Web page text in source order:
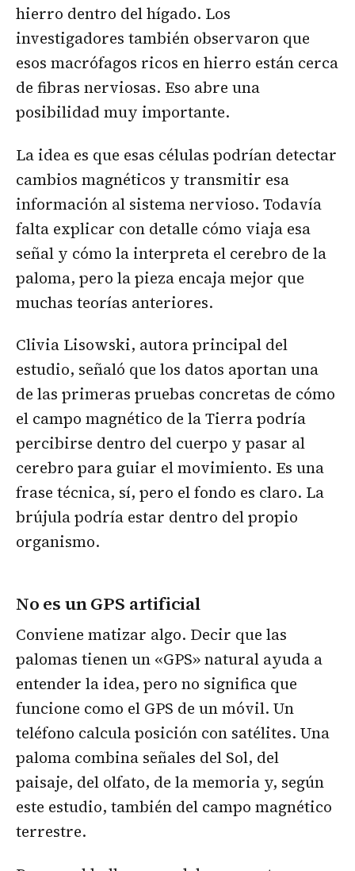
hierro dentro del hígado. Los
investigadores también observaron que
esos macrófagos ricos en hierro están cerca
de fibras nerviosas. Eso abre una
posibilidad muy importante.
La idea es que esas células podrían detectar
cambios magnéticos y transmitir esa
información al sistema nervioso. Todavía
falta explicar con detalle cómo viaja esa
señal y cómo la interpreta el cerebro de la
paloma, pero la pieza encaja mejor que
muchas teorías anteriores.
Clivia Lisowski, autora principal del
estudio, señaló que los datos aportan una
de las primeras pruebas concretas de cómo
el campo magnético de la Tierra podría
percibirse dentro del cuerpo y pasar al
cerebro para guiar el movimiento. Es una
frase técnica, sí, pero el fondo es claro. La
brújula podría estar dentro del propio
organismo.
No es un GPS artificial
Conviene matizar algo. Decir que las
palomas tienen un «GPS» natural ayuda a
entender la idea, pero no significa que
funcione como el GPS de un móvil. Un
teléfono calcula posición con satélites. Una
paloma combina señales del Sol, del
paisaje, del olfato, de la memoria y, según
este estudio, también del campo magnético
terrestre.